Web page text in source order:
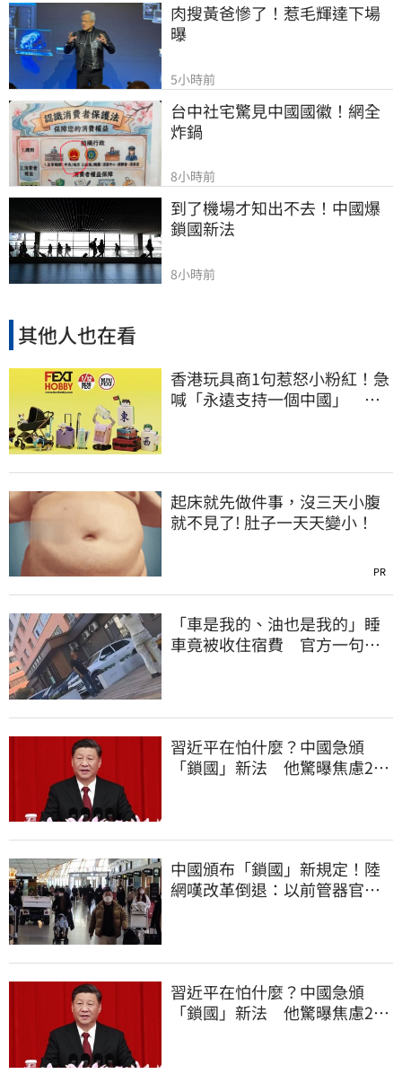
肉搜黃爸慘了！惹毛輝達下場
曝
5小時前
台中社宅驚見中國國徽！網全
炸鍋
8小時前
到了機場才知出不去！中國爆
鎖國新法
8小時前
其他人也在看
香港玩具商1句惹怒小粉紅！急
喊「永遠支持一個中國」 慘
起床就先做件事，沒三天小腹
就不見了! 肚子一天天變小！
PR
「車是我的、油也是我的」睡
車竟被收住宿費 官方一句話
習近平在怕什麼？中國急頒
「鎖國」新法 他驚曝焦慮2
中國頒布「鎖國」新規定！陸
網嘆改革倒退：以前管器官現
習近平在怕什麼？中國急頒
「鎖國」新法 他驚曝焦慮2